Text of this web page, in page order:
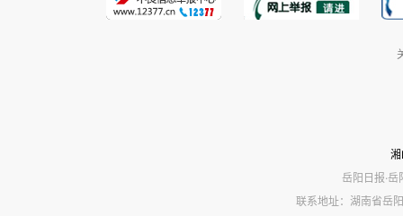
岳阳日报·岳
联系地址：湖南省岳